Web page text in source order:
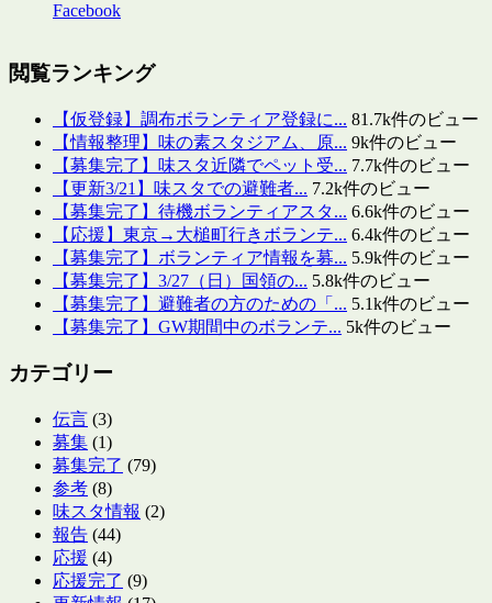
Facebook
閲覧ランキング
【仮登録】調布ボランティア登録に... 81.7k件のビュー
【情報整理】味の素スタジアム、原... 9k件のビュー
【募集完了】味スタ近隣でペット受... 7.7k件のビュー
【更新3/21】味スタでの避難者... 7.2k件のビュー
【募集完了】待機ボランティアスタ... 6.6k件のビュー
【応援】東京→大槌町行きボランテ... 6.4k件のビュー
【募集完了】ボランティア情報を募... 5.9k件のビュー
【募集完了】3/27（日）国領の... 5.8k件のビュー
【募集完了】避難者の方のための「... 5.1k件のビュー
【募集完了】GW期間中のボランテ... 5k件のビュー
カテゴリー
伝言 (3)
募集 (1)
募集完了 (79)
参考 (8)
味スタ情報 (2)
報告 (44)
応援 (4)
応援完了 (9)